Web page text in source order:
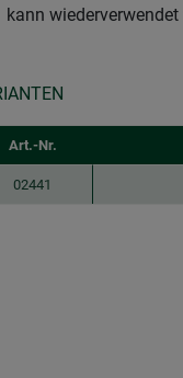
kann wiederverwendet
Art.-Nr.
02441